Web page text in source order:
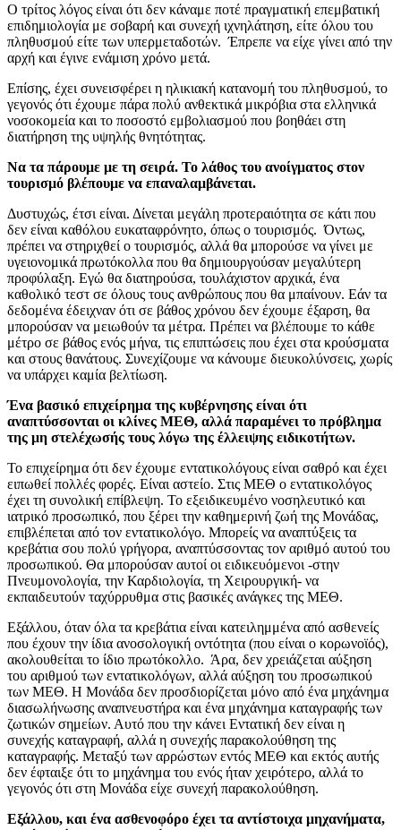
Ο τρίτος λόγος είναι ότι δεν κάναμε ποτέ πραγματική επεμβατική
επιδημιολογία με σοβαρή και συνεχή ιχνηλάτηση, είτε όλου του
πληθυσμού είτε των υπερμεταδοτών. Έπρεπε να είχε γίνει από την
αρχή και έγινε ενάμιση χρόνο μετά.
Επίσης, έχει συνεισφέρει η ηλικιακή κατανομή του πληθυσμού, το
γεγονός ότι έχουμε πάρα πολύ ανθεκτικά μικρόβια στα ελληνικά
νοσοκομεία και το ποσοστό εμβολιασμού που βοηθάει στη
διατήρηση της υψηλής θνητότητας.
Να τα πάρουμε με τη σειρά. Το λάθος του ανοίγματος στον
τουρισμό βλέπουμε να επαναλαμβάνεται.
Δυστυχώς, έτσι είναι. Δίνεται μεγάλη προτεραιότητα σε κάτι που
δεν είναι καθόλου ευκαταφρόνητο, όπως ο τουρισμός. Όντως,
πρέπει να στηριχθεί ο τουρισμός, αλλά θα μπορούσε να γίνει με
υγειονομικά πρωτόκολλα που θα δημιουργούσαν μεγαλύτερη
προφύλαξη. Εγώ θα διατηρούσα, τουλάχιστον αρχικά, ένα
καθολικό τεστ σε όλους τους ανθρώπους που θα μπαίνουν. Εάν τα
δεδομένα έδειχναν ότι σε βάθος χρόνου δεν έχουμε έξαρση, θα
μπορούσαν να μειωθούν τα μέτρα. Πρέπει να βλέπουμε το κάθε
μέτρο σε βάθος ενός μήνα, τις επιπτώσεις που έχει στα κρούσματα
και στους θανάτους. Συνεχίζουμε να κάνουμε διευκολύνσεις, χωρίς
να υπάρχει καμία βελτίωση.
Ένα βασικό επιχείρημα της κυβέρνησης είναι ότι
αναπτύσσονται οι κλίνες ΜΕΘ, αλλά παραμένει το πρόβλημα
της μη στελέχωσής τους λόγω της έλλειψης ειδικοτήτων.
Το επιχείρημα ότι δεν έχουμε εντατικολόγους είναι σαθρό και έχει
ειπωθεί πολλές φορές. Είναι αστείο. Στις ΜΕΘ ο εντατικολόγος
έχει τη συνολική επίβλεψη. Το εξειδικευμένο νοσηλευτικό και
ιατρικό προσωπικό, που ξέρει την καθημερινή ζωή της Μονάδας,
επιβλέπεται από τον εντατικολόγο. Μπορείς να αναπτύξεις τα
κρεβάτια σου πολύ γρήγορα, αναπτύσσοντας τον αριθμό αυτού του
προσωπικού. Θα μπορούσαν αυτοί οι ειδικευόμενοι -στην
Πνευμονολογία, την Καρδιολογία, τη Χειρουργική- να
εκπαιδευτούν ταχύρρυθμα στις βασικές ανάγκες της ΜΕΘ.
Εξάλλου, όταν όλα τα κρεβάτια είναι κατειλημμένα από ασθενείς
που έχουν την ίδια ανοσολογική οντότητα (που είναι ο κορωνοϊός),
ακολουθείται το ίδιο πρωτόκολλο. Άρα, δεν χρειάζεται αύξηση
του αριθμού των εντατικολόγων, αλλά αύξηση του προσωπικού
των ΜΕΘ. Η Μονάδα δεν προσδιορίζεται μόνο από ένα μηχάνημα
διασωλήνωσης αναπνευστήρα και ένα μηχάνημα καταγραφής των
ζωτικών σημείων. Αυτό που την κάνει Εντατική δεν είναι η
συνεχής καταγραφή, αλλά η συνεχής παρακολούθηση της
καταγραφής. Μεταξύ των αρρώστων εντός ΜΕΘ και εκτός αυτής
δεν έφταιξε ότι το μηχάνημα του ενός ήταν χειρότερο, αλλά το
γεγονός ότι στη Μονάδα είχε συνεχή παρακολούθηση.
Εξάλλου, και ένα ασθενοφόρο έχει τα αντίστοιχα μηχανήματα,